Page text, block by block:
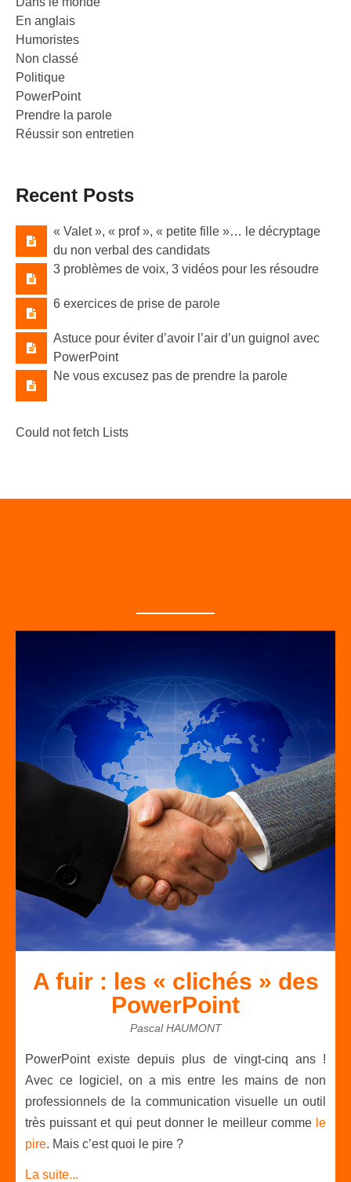
En anglais
Humoristes
Non classé
Politique
PowerPoint
Prendre la parole
Réussir son entretien
Recent Posts
« Valet »​, « prof »​, « petite fille »​… le décryptage
du non verbal des candidats
3 problèmes de voix, 3 vidéos pour les résoudre
6 exercices de prise de parole
Astuce pour éviter d’avoir l’air d’un guignol avec
PowerPoint
Ne vous excusez pas de prendre la parole
Could not fetch Lists
A fuir : les « clichés » des
PowerPoint
Pascal HAUMONT
PowerPoint existe depuis plus de vingt-cinq ans !
Avec ce logiciel, on a mis entre les mains de non
professionnels de la communication visuelle un outil
très puissant et qui peut donner le meilleur comme le
pire. Mais c’est quoi le pire ?
La suite...